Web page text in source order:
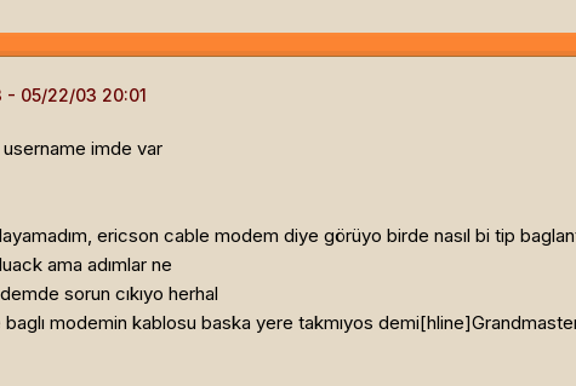
username imde var
ericson cable modem diye görüyo birde nasıl bi tip
ama adımlar ne
sorun cıkıyo herhal
modemin kablosu baska yere takmıyos demi[hline]